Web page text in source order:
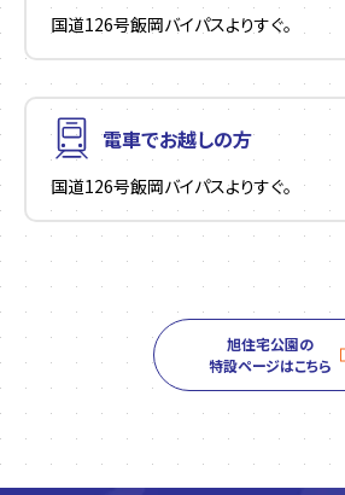
国道126号飯岡バイパスよりすぐ。
電車でお越しの方
国道126号飯岡バイパスよりすぐ。
旭住宅公園の
特設ページはこちら